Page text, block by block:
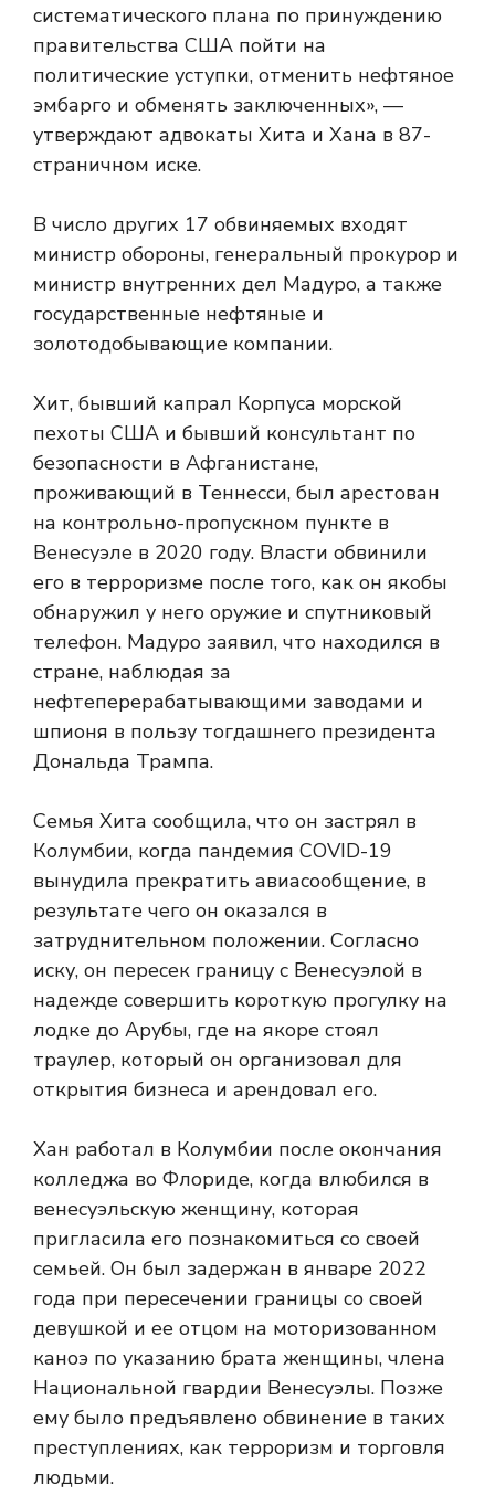
систематического плана по принуждению
правительства США пойти на
политические уступки, отменить нефтяное
эмбарго и обменять заключенных», —
утверждают адвокаты Хита и Хана в 87-
страничном иске.
В число других 17 обвиняемых входят
министр обороны, генеральный прокурор и
министр внутренних дел Мадуро, а также
государственные нефтяные и
золотодобывающие компании.
Хит, бывший капрал Корпуса морской
пехоты США и бывший консультант по
безопасности в Афганистане,
проживающий в Теннесси, был арестован
на контрольно-пропускном пункте в
Венесуэле в 2020 году. Власти обвинили
его в терроризме после того, как он якобы
обнаружил у него оружие и спутниковый
телефон. Мадуро заявил, что находился в
стране, наблюдая за
нефтеперерабатывающими заводами и
шпионя в пользу тогдашнего президента
Дональда Трампа.
Семья Хита сообщила, что он застрял в
Колумбии, когда пандемия COVID-19
вынудила прекратить авиасообщение, в
результате чего он оказался в
затруднительном положении. Согласно
иску, он пересек границу с Венесуэлой в
надежде совершить короткую прогулку на
лодке до Арубы, где на якоре стоял
траулер, который он организовал для
открытия бизнеса и арендовал его.
Хан работал в Колумбии после окончания
колледжа во Флориде, когда влюбился в
венесуэльскую женщину, которая
пригласила его познакомиться со своей
семьей. Он был задержан в январе 2022
года при пересечении границы со своей
девушкой и ее отцом на моторизованном
каноэ по указанию брата женщины, члена
Национальной гвардии Венесуэлы. Позже
ему было предъявлено обвинение в таких
преступлениях, как терроризм и торговля
людьми.